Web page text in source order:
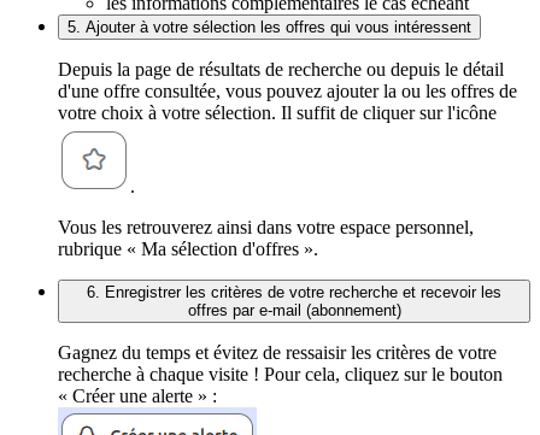
5. Ajouter à votre sélection les offres qui vous intéressent
Depuis la page de résultats de recherche ou depuis le détail
d'une offre consultée, vous pouvez ajouter la ou les offres de
votre choix à votre sélection. Il suffit de cliquer sur l'icône
.
Vous les retrouverez ainsi dans votre espace personnel,
rubrique « Ma sélection d'offres ».
6. Enregistrer les critères de votre recherche et recevoir les
offres par e-mail (abonnement)
Gagnez du temps et évitez de ressaisir les critères de votre
recherche à chaque visite ! Pour cela, cliquez sur le bouton
« Créer une alerte » :